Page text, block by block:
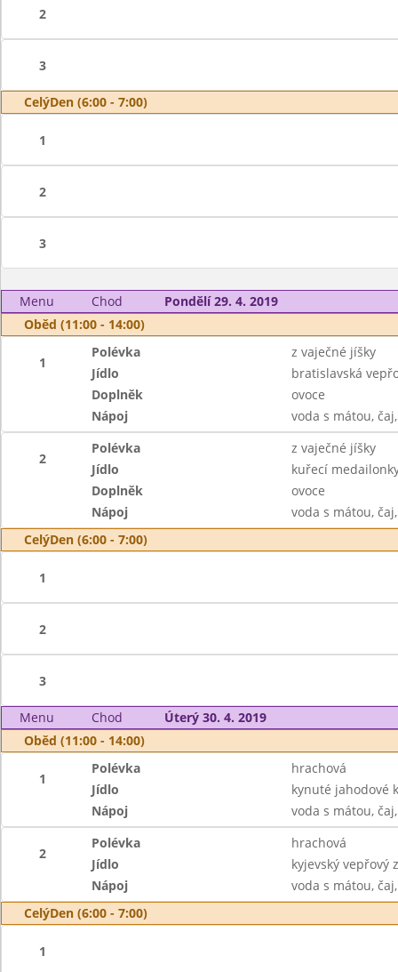
2
3
CelýDen (6:00 - 7:00)
1
2
3
Menu Chod
Pondělí 29. 4. 2019
Oběd (11:00 - 14:00)
1
Polévka
z vaječné jíšky
Jídlo
bratislavská
Doplněk
ovoce
Nápoj
voda s mátou,
2
Polévka
z vaječné jíšky
Jídlo
kuřecí
Doplněk
ovoce
Nápoj
voda s mátou,
CelýDen (6:00 - 7:00)
1
2
3
Menu Chod
Úterý 30. 4. 2019
Oběd (11:00 - 14:00)
1
Polévka
hrachová
Jídlo
kynuté jahodové
Nápoj
voda s mátou,
2
Polévka
hrachová
Jídlo
kyjevský vepřový
Nápoj
voda s mátou,
CelýDen (6:00 - 7:00)
1